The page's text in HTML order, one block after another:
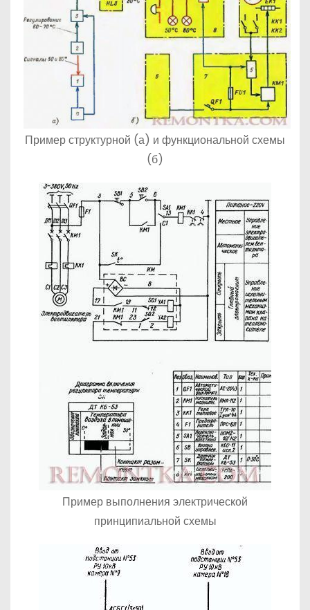
Пример структурной (а) и функциональной схемы
(б)
Пример выполнения электрической
принципиальной схемы